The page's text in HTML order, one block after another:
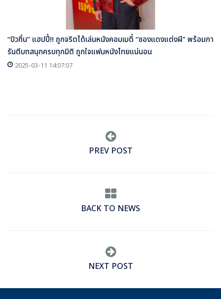
“บิวกิ้น” แฮปปี้!! ถูกจริตได้เล่นหนังคอมเมดี้ “ซองแดงแต่งผี” พร้อมกา
รันตีบทสนุกครบทุกมิติ ถูกใจแฟนหนังไทยแน่นอน
2025-03-11 14:07:07
PREV POST
BACK TO NEWS
NEXT POST